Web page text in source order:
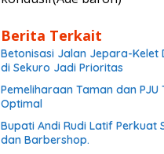
Berita Terkait
Betonisasi Jalan Jepara-Kelet
di Sekuro Jadi Prioritas
Pemeliharaan Taman dan
Optimal
Bupati Andi Rudi Latif Perkuat
dan Barbershop.